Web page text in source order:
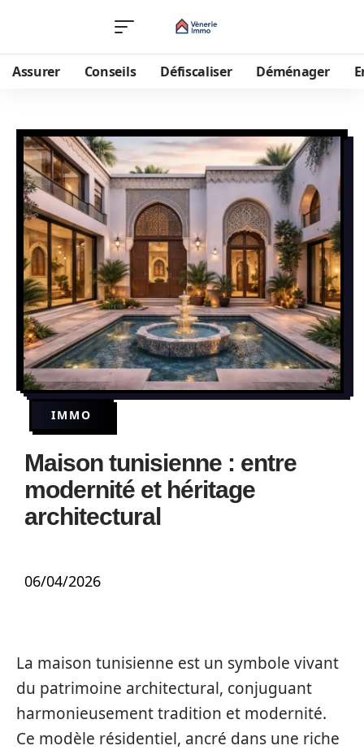
Assurer Conseils Défiscaliser Déménager
IMMO
Maison tunisienne : entre
modernité et héritage
architectural
06/04/2026
La maison tunisienne est un symbole vivant
du patrimoine architectural, conjuguant
harmonieusement tradition et modernité.
Ce modèle résidentiel, ancré dans une riche